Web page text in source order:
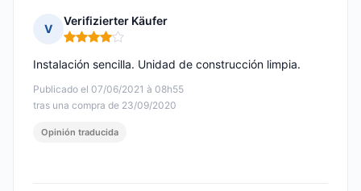
V
Verifizierter Käufer
Nota: 4 de 5
Publicado el 07/06/2021 à 08h55
tras una compra de 23/09/2020
Instalación sencilla. Unidad de construcción limpia.
Opinión traducida